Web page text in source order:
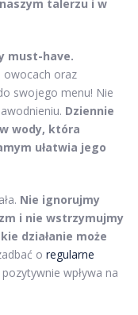
talerzu i w
must-have.
owocach oraz
swojego menu! Nie
Dziennie
wody, która
ułatwia jego
Nie ignorujmy
i nie wstrzymujmy
działanie może
o regularne
wpływa na